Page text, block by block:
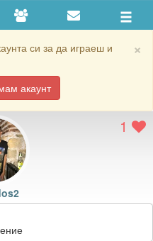
×
си за да играеш и
акаунт
1